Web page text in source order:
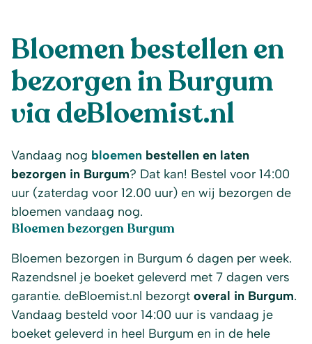
Bloemen bestellen en
bezorgen in Burgum
via deBloemist.nl
Vandaag nog bloemen bestellen en laten
bezorgen in Burgum? Dat kan! Bestel voor 14:00
uur (zaterdag voor 12.00 uur) en wij bezorgen de
bloemen vandaag nog.
Bloemen bezorgen Burgum
Bloemen bezorgen in Burgum 6 dagen per week.
Razendsnel je boeket geleverd met 7 dagen vers
garantie. deBloemist.nl bezorgt overal in Burgum.
Vandaag besteld voor 14:00 uur is vandaag je
boeket geleverd in heel Burgum en in de hele